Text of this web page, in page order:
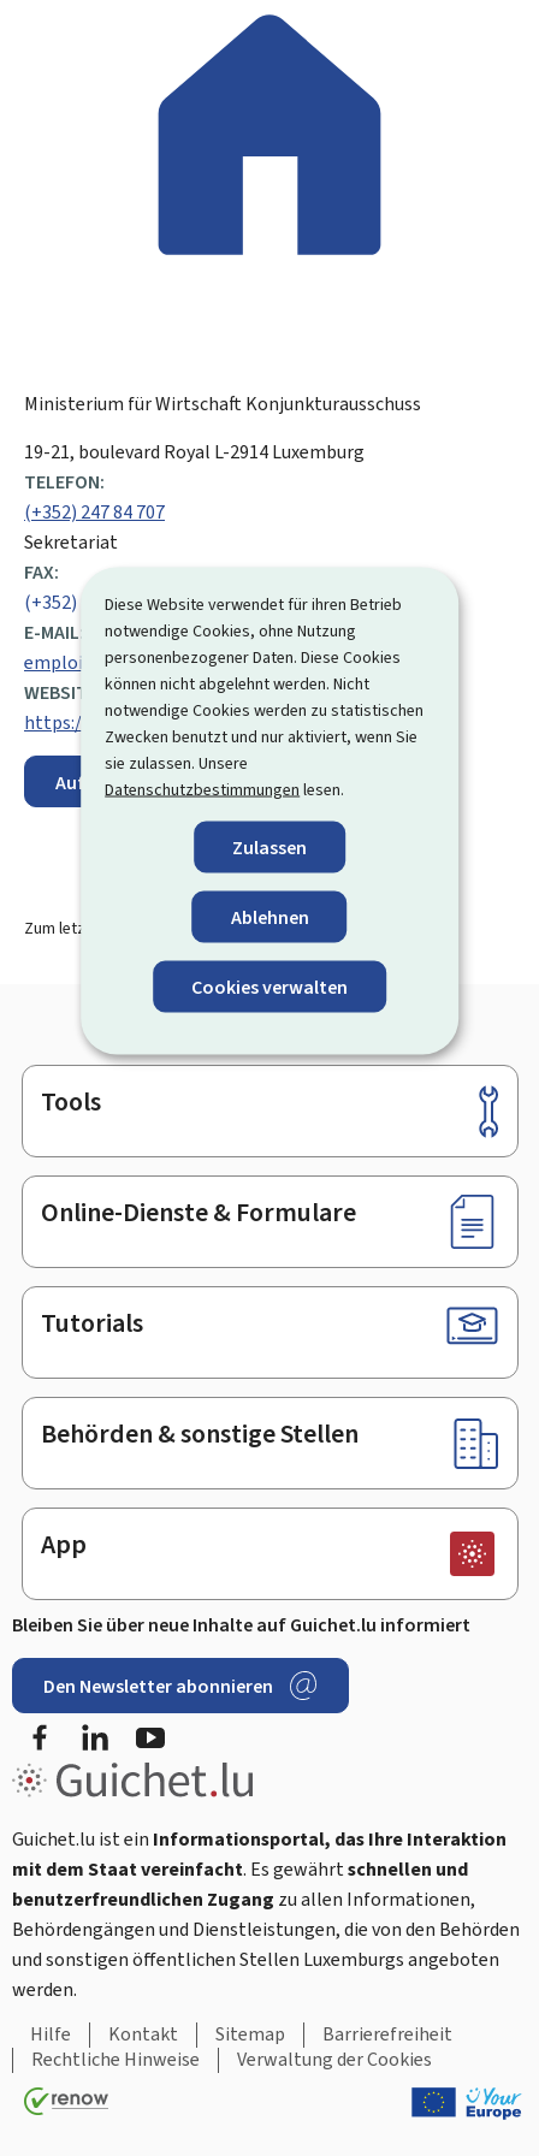
Diese Website verwendet für ihren Betrieb
notwendige Cookies, ohne Nutzung
personenbezogener Daten. Diese Cookies
können nicht abgelehnt werden. Nicht
notwendige Cookies werden zu statistischen
Zwecken benutzt und nur aktiviert, wenn Sie
sie zulassen. Unsere
Datenschutzbestimmungen lesen.
Zulassen
Ablehnen
Cookies verwalten
Ministerium für WirtschaftKonjunkturausschuss
ADRESSE:
19-21, boulevard Royal L-2914Luxemburg
TELEFON:
(+352) 247 84 707
Sekretariat
FAX:
(+352) 46 04 48
E-MAIL:
emploi@eco.etat.lu
WEBSITE:
https://cdc.gouvernement.lu/fr.html
Auf der Karte anzeigen
Zum letzten Mal aktualisiert am15.09.2025
Footer
Tools
Online-Dienste & Formulare
Tutorials
Behörden & sonstige Stellen
App
Bleiben Sie über neue Inhalte auf Guichet.lu informiert
Den Newsletter abonnieren
FacebookLinkedIn
Guichet.lu ist ein Informationsportal, das Ihre Interaktion
mit dem Staat vereinfacht. Es gewährtschnellen und
benutzerfreundlichen Zugang zu allen Informationen,
Behördengängen und Dienstleistungen, die von den Behörden
und sonstigen öffentlichen Stellen Luxemburgs angeboten
werden.
Hilfe
Kontakt Sitemap
Barrierefreiheit
Rechtliche Hinweise
Verwaltung der Cookies